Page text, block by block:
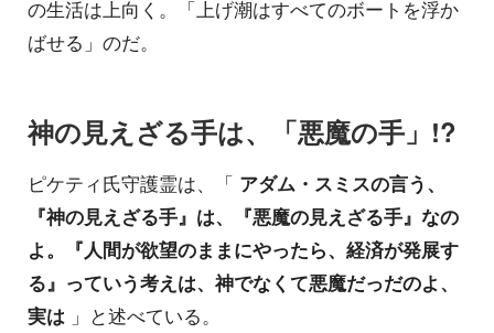
の生活は上向く。「上げ潮はすべてのボートを浮か
ばせる」のだ。
神の見えざる手は、「悪魔の手」!?
ピケティ氏守護霊は、「 アダム・スミスの言う、
『神の見えざる手』は、『悪魔の見えざる手』なの
よ。『人間が欲望のままにやったら、経済が発展す
る』っていう考えは、神でなくて悪魔だっだのよ、
実は 」と述べている。